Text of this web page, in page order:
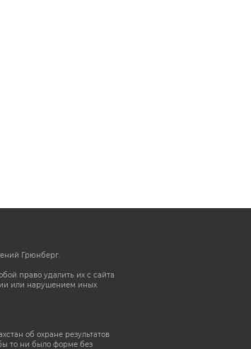
Грюнберг.
право удалить их с сайта
или нарушением иных
об охране результатов
то ни было форме без